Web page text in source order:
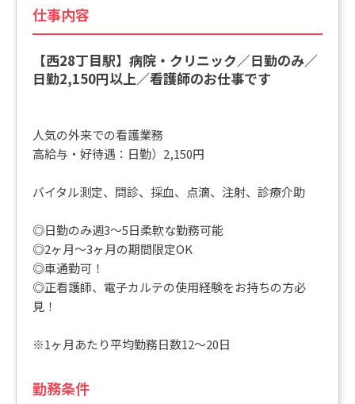
仕事内容
【西28丁目駅】病院・クリニック／日勤のみ／
日勤2,150円以上／看護師のお仕事です
人気の外来での看護業務
高給与・好待遇：日勤）2,150円
バイタル測定、問診、採血、点滴、注射、診療介助
◎日勤のみ週3～5日柔軟な勤務可能
◎2ヶ月～3ヶ月の期間限定OK
◎車通勤可！
◎正看護師、電子カルテの使用経験をお持ちの方必
見！
※1ヶ月あたり平均勤務日数12～20日
勤務条件